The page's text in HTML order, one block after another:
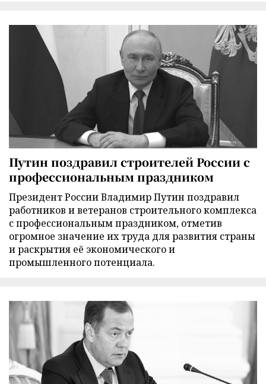
Путин поздравил строителей России с
профессиональным праздником
Президент России Владимир Путин поздравил
работников и ветеранов строительного комплекса
с профессиональным праздником, отметив
огромное значение их труда для развития страны
и раскрытия её экономического и
промышленного потенциала.